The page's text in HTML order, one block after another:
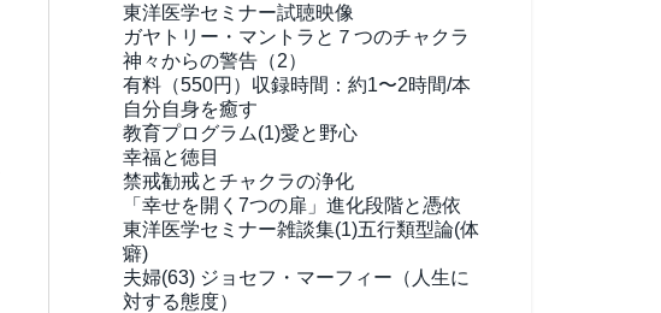
東洋医学セミナー試聴映像
ガヤトリー・マントラと７つのチャクラ
神々からの警告（2）
有料（550円） 収録時間：約1〜2時間/本
自分自身を癒す
教育プログラム(1)愛と野心
幸福と徳目
禁戒勧戒とチャクラの浄化
「幸せを開く7つの扉」進化段階と憑依
東洋医学セミナー雑談集(1)五行類型論(体
癖)
夫婦(63) ジョセフ・マーフィー（人生に
対する態度）